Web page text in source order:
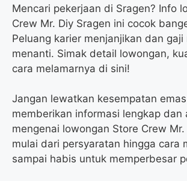
Mencari pekerjaan di Sragen? Info
Crew Mr. Diy Sragen ini cocok
Peluang karier menjanjikan dan gaji
menanti. Simak detail lowongan,
cara melamarnya di sini!
Jangan lewatkan kesempatan
memberikan informasi lengkap dan
mengenai lowongan Store Crew Mr.
mulai dari persyaratan hingga cara
sampai habis untuk memperbesar